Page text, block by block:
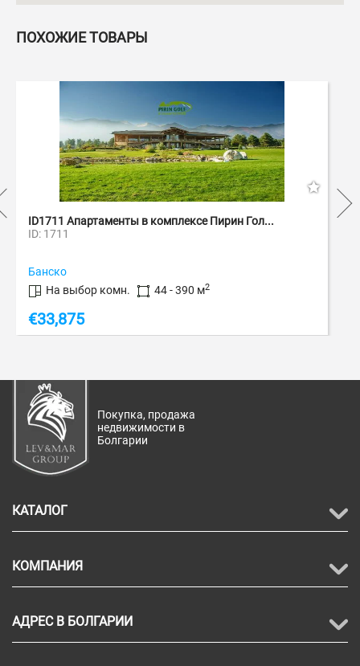
ПОХОЖИЕ ТОВАРЫ
ID1711 Апартаменты в комплексе Пирин Гол...
ID: 1711
Банско
На выбор комн.
44 - 390 м2
€33,875
Покупка, продажа
недвижимости в
Болгарии
КАТАЛОГ
КОМПАНИЯ
АДРЕС В БОЛГАРИИ